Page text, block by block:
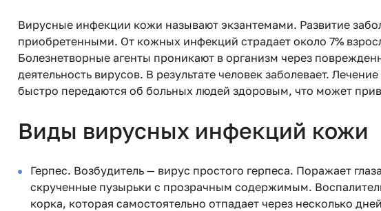
Вирусные инфекции кожи называют экзантемами. Развитие
приобретенными. От кожных инфекций страдает около 7%
Болезнетворные агенты проникают в организм через
деятельность вирусов. В результате человек заболевает.
быстро передаются об больных людей здоровым, что может
Виды вирусных инфекций кожи
Герпес. Возбудитель — вирус простого герпеса. Поражает
скрученные пузырьки с прозрачным содержимым.
корка, которая самостоятельно отпадает через несколько